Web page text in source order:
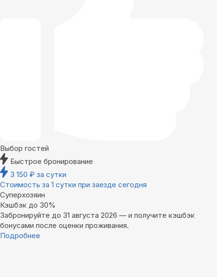
Выбор гостей
Быстрое бронирование
3 150 ₽ за сутки
Стоимость за 1 сутки при заезде сегодня
Суперхозяин
Кэшбэк до 30%
Забронируйте до 31 августа 2026 — и получите кэшбэк
бонусами после оценки проживания.
Подробнее